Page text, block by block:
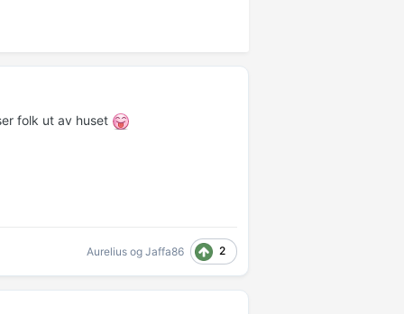
folk ut av huset
Aurelius og Jaffa86 2